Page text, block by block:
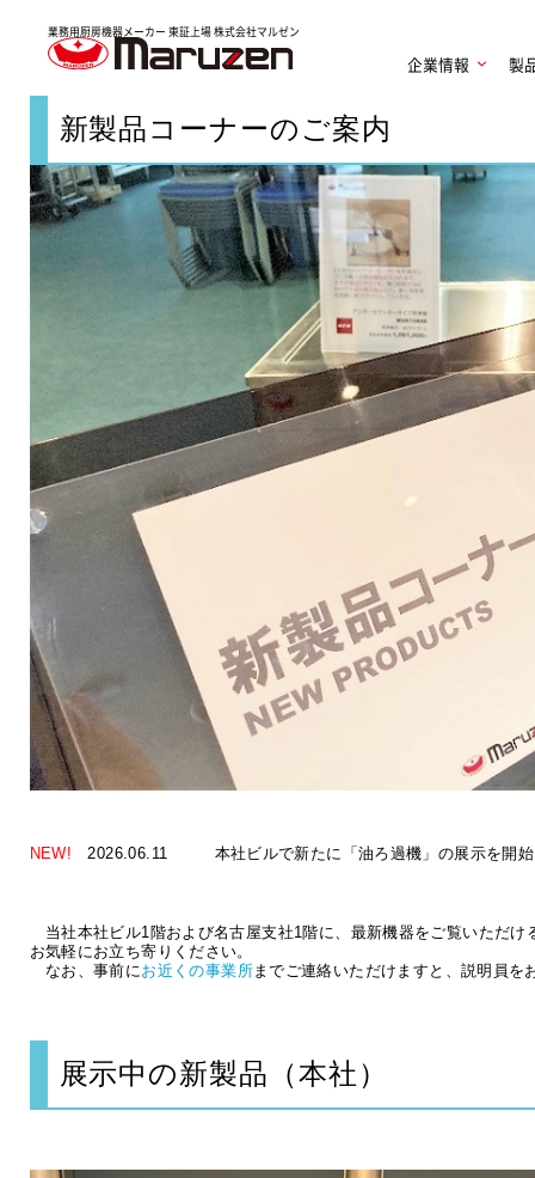
業務用厨房機器メーカー 東証上場株式会社マルゼン
企業情報 製
新製品コーナーのご案内
NEW! 2026.06.11 本社ビルで新たに「油ろ過機」の展示を開
当社本社ビル1階および名古屋支社1階に、最新機器をご覧いただ
お気軽にお立ち寄りください。
なお、事前にお近くの事業所までご連絡いただけますと、説明員を
展示中の新製品（本社）